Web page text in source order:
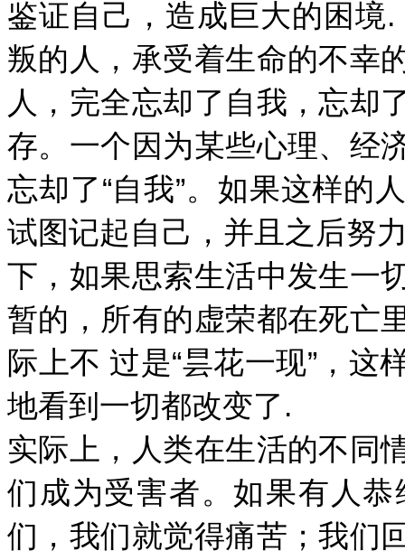
鉴证自己，造成巨大的困境
叛的人，承受着生命的不幸
人，完全忘却了自我，忘却
存。一个因为某些心理、经
忘却了“自我”。如果这样的
试图记起自己，并且之后努
下，如果思索生活中发生一
暂的，所有的虚荣都在死亡
际上不 过是“昙花一现”，
地看到一切都改变了.
实际上，人类在生活的不同
们成为受害者。如果有人
们，我们就觉得痛苦；我们